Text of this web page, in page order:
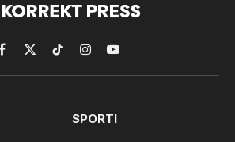
Facebook
X
(Twitter)
TikTokInstagramYouTube
SPORTI